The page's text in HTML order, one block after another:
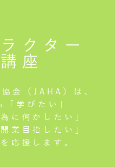
クター
座
会（JAHA）は、
「学びたい」
に何かしたい」
業目指したい」
応援します。